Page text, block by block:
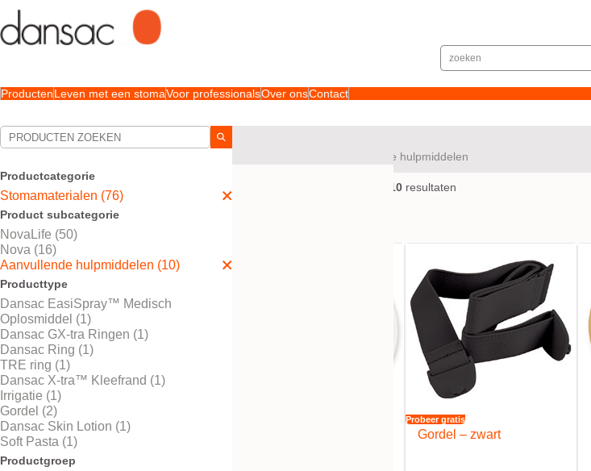
ProductenLeven met een stomaVoor professionalsOver onsContact
Productcategorie
Stomamaterialen (76)
Product subcategorie
NovaLife (50)
Nova (16)
Aanvullende hulpmiddelen (10)
Producttype
Dansac EasiSpray™ Medisch
Oplosmiddel (1)
Dansac GX-tra Ringen (1)
Dansac Ring (1)
TRE ring (1)
Dansac X-tra™ Kleefrand (1)
Irrigatie (1)
Gordel (2)
Dansac Skin Lotion (1)
Soft Pasta (1)
Productgroep
Aanvullende hulpmiddelen
10 resultaten
Probeer gratis
Gordel – zwart